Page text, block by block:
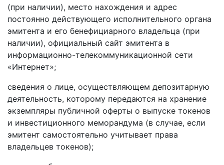
(при наличии), место нахождения и адрес
постоянно действующего исполнительного органа
эмитента и его бенефициарного владельца (при
наличии), официальный сайт эмитента в
информационно-телекоммуникационной сети
«Интернет»;
сведения о лице, осуществляющем депозитарную
деятельность, которому передаются на хранение
экземпляры публичной оферты о выпуске токенов
и инвестиционного меморандума (в случае, если
эмитент самостоятельно учитывает права
владельцев токенов);